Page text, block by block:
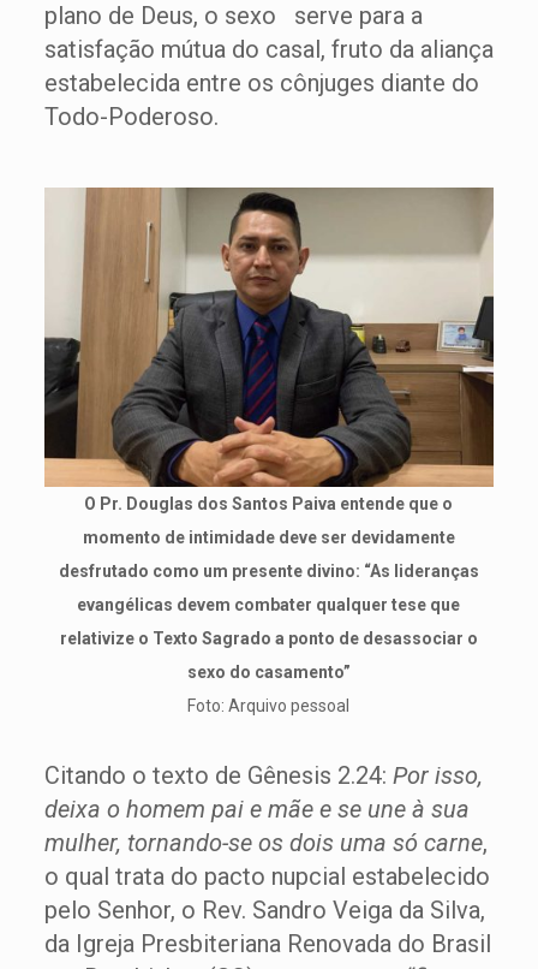
plano de Deus, o sexo serve para a
satisfação mútua do casal, fruto da aliança
estabelecida entre os cônjuges diante do
Todo-Poderoso.
O Pr. Douglas dos Santos Paiva entende que o
momento de intimidade deve ser devidamente
desfrutado como um presente divino: “As lideranças
evangélicas devem combater qualquer tese que
relativize o Texto Sagrado a ponto de desassociar o
sexo do casamento”
Foto: Arquivo pessoal
Citando o texto de Gênesis 2.24: Por isso,
deixa o homem pai e mãe e se une à sua
mulher, tornando-se os dois uma só carne,
o qual trata do pacto nupcial estabelecido
pelo Senhor, o Rev. Sandro Veiga da Silva,
da Igreja Presbiteriana Renovada do Brasil